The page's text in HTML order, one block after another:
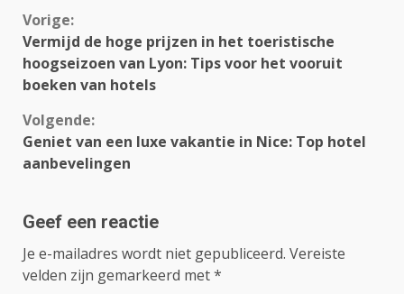
Continue
Reading
Vorige:
Vermijd de hoge prijzen in het toeristische
hoogseizoen van Lyon: Tips voor het vooruit
boeken van hotels
Volgende:
Geniet van een luxe vakantie in Nice: Top hotel
aanbevelingen
Geef een reactie
Je e-mailadres wordt niet gepubliceerd. Vereiste
velden zijn gemarkeerd met*